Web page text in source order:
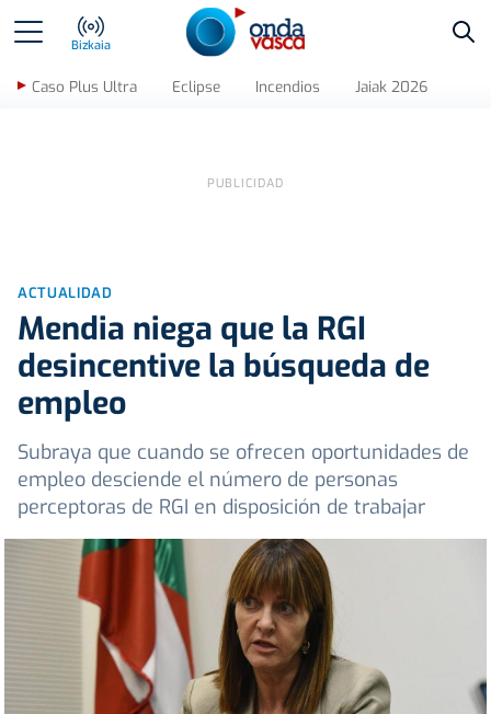
Bizkaia
Caso Plus Ultra Eclipse Incendios Jaiak 2026
ACTUALIDAD
Mendia niega que la RGI
desincentive la búsqueda de
empleo
Subraya que cuando se ofrecen oportunidades de
empleo desciende el número de personas
perceptoras de RGI en disposición de trabajar